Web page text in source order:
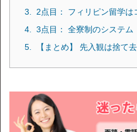
2点目： フィリピン留学は
3点目： 全寮制のシステム
【まとめ】 先入観は捨て去